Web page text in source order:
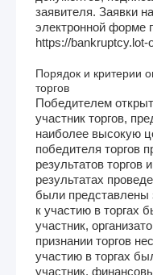
заявителя. Заявки
электронной форме
https://bankruptcy.lot-
Порядок и критерии
торгов
Победителем
участник торгов,
наиболее высокую
победителя торгов
результатов
результатах
были представлены
к участию в торгах
участник,
признании торгов
участию в торгах
участник,